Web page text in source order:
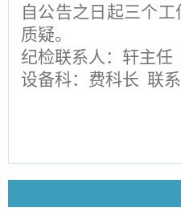
自公告之日起三个
质疑。
纪检联系人：轩主任
设备科：费科长 联